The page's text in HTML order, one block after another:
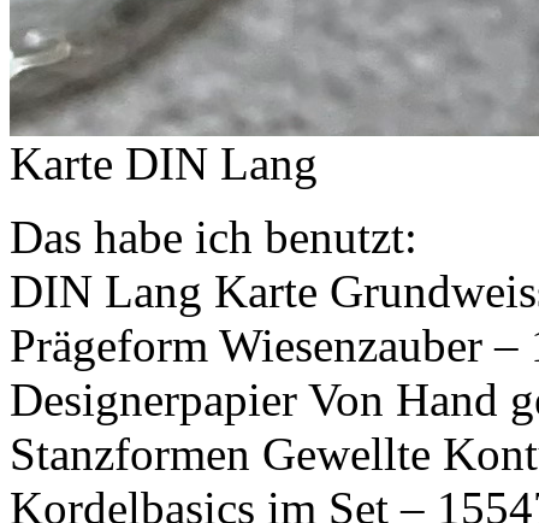
Karte DIN Lang
Das habe ich benutzt:
DIN Lang Karte
Prägeform Wiesenzauber –
Designerpapier Von Hand
Stanzformen Gewellte
Kordelbasics im Set –